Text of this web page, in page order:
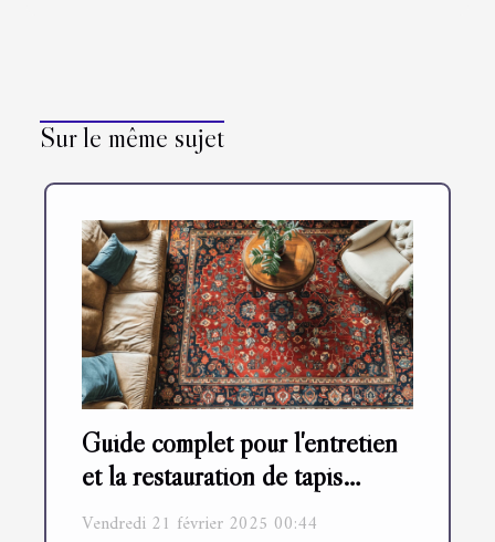
Sur le même sujet
Guide complet pour l'entretien
et la restauration de tapis
orientaux
Vendredi 21 février 2025 00:44